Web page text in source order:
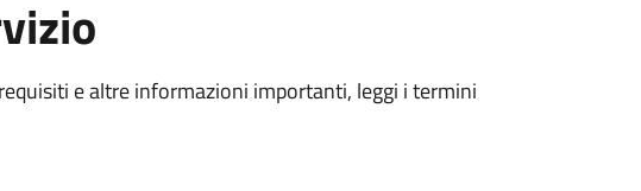
e altre informazioni importanti, leggi i termini